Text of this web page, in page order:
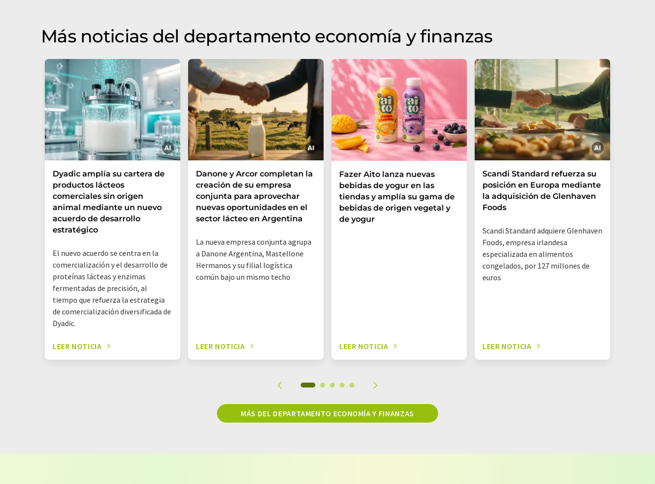
Más noticias del departamento economía y finanzas
Dyadic amplía su cartera de
productos lácteos
comerciales sin origen
animal mediante un nuevo
acuerdo de desarrollo
estratégico
El nuevo acuerdo se centra en la
comercialización y el desarrollo de
proteínas lácteas y enzimas
fermentadas de precisión, al
tiempo que refuerza la estrategia
de comercialización diversificada de
Dyadic.
LEER NOTICIA
Danone y Arcor completan la
creación de su empresa
conjunta para aprovechar
nuevas oportunidades en el
sector lácteo en Argentina
La nueva empresa conjunta agrupa
a Danone Argentina, Mastellone
Hermanos y su filial logística
común bajo un mismo techo
LEER NOTICIA
Fazer Aito lanza nuevas
bebidas de yogur en las
tiendas y amplía su gama de
bebidas de origen vegetal y
de yogur
LEER NOTICIA
Scandi Standard refuerza su
posición en Europa mediante
la adquisición de Glenhaven
Foods
Scandi Standard adquiere Glenhaven
Foods, empresa irlandesa
especializada en alimentos
congelados, por 127 millones de
euros
LEER NOTICIA
MÁS DEL DEPARTAMENTO ECONOMÍA Y FINANZAS